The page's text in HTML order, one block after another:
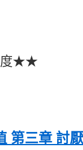
度★★
第三章 討